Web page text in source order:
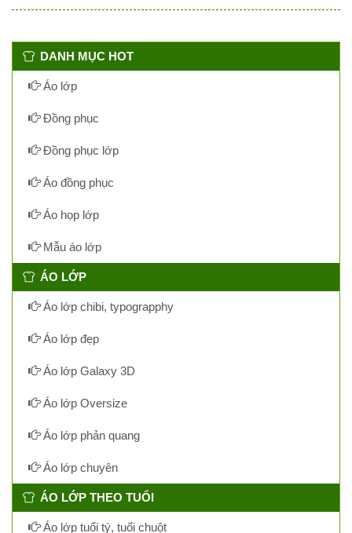
DANH MỤC HOT
Áo lớp
Đồng phục
Đồng phục lớp
Áo đồng phục
Áo họp lớp
Mẫu áo lớp
ÁO LỚP
Áo lớp chibi, typograpphy
Áo lớp đẹp
Áo lớp Galaxy 3D
Áo lớp Oversize
Áo lớp phản quang
Áo lớp chuyên
ÁO LỚP THEO TUỔI
Áo lớp tuổi tý, tuổi chuột